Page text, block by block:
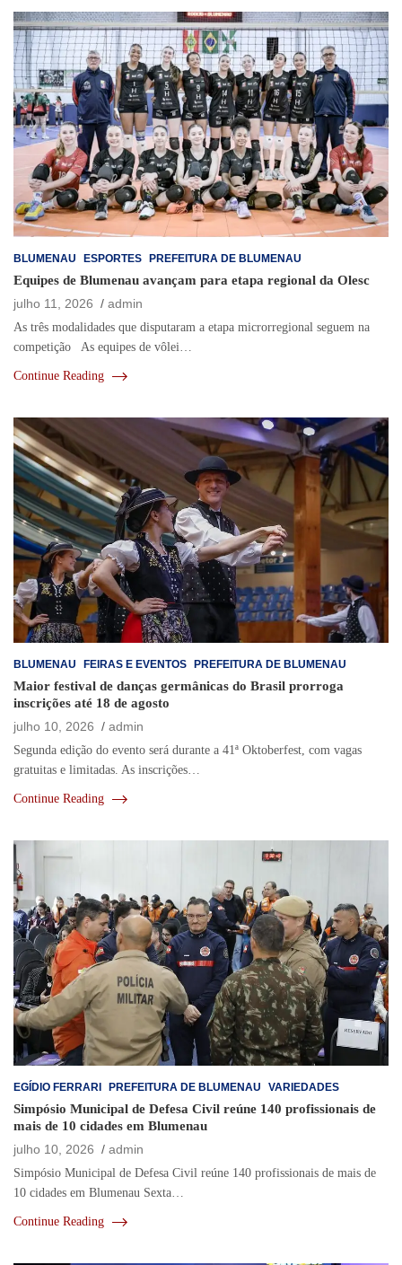
BLUMENAU ESPORTES PREFEITURA DE BLUMENAU
Equipes de Blumenau avançam para etapa regional da Olesc
julho 11, 2026
admin
As três modalidades que disputaram a etapa microrregional seguem na
competição As equipes de vôlei…
Continue Reading
BLUMENAU FEIRAS E EVENTOS PREFEITURA DE BLUMENAU
Maior festival de danças germânicas do Brasil prorroga
inscrições até 18 de agosto
julho 10, 2026
admin
Segunda edição do evento será durante a 41ª Oktoberfest, com vagas
gratuitas e limitadas. As inscrições…
Continue Reading
EGÍDIO FERRARI PREFEITURA DE BLUMENAU VARIEDADES
Simpósio Municipal de Defesa Civil reúne 140 profissionais de
mais de 10 cidades em Blumenau
julho 10, 2026
admin
Simpósio Municipal de Defesa Civil reúne 140 profissionais de mais de
10 cidades em Blumenau Sexta…
Continue Reading